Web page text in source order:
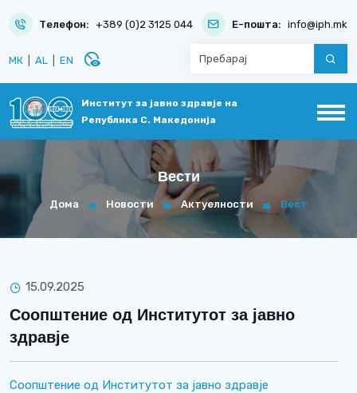
Телефон: +389 (0)2 3125 044 Е-пошта: info@iph.mk
МК AL EN disabled_visible
Институт за јавно здравје на
Република С. Македонија
Вести
Дома Новости Актуелности Вест
15.09.2025
Соопштение од Институтот за јавно
здравје
Соопштение од Институтот за јавно здравје